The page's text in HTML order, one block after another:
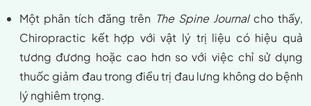
Một phân tích đăng trên The Spine Journalcho thấy,
Chiropractic kết hợp với vật lý trị liệu có hiệu quả
tương đương hoặc cao hơn so với việc chỉ sử dụng
thuốc giảm đau trong điều trị đau lưng không do bệnh
lý nghiêm trọng.